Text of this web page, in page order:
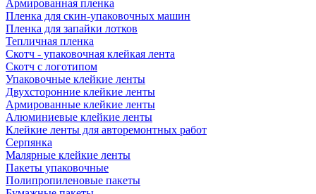
Армированная пленка
Пленка для скин-упаковочных машин
Пленка для запайки лотков
Тепличная пленка
Скотч - упаковочная клейкая лента
Скотч с логотипом
Упаковочные клейкие ленты
Двухсторонние клейкие ленты
Армированные клейкие ленты
Алюминиевые клейкие ленты
Клейкие ленты для авторемонтных работ
Серпянка
Малярные клейкие ленты
Пакеты упаковочные
Полипропиленовые пакеты